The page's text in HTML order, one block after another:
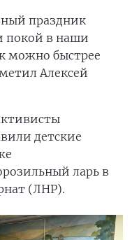
праздник
покой в наши
можно быстрее
Алексей
детские
ларь в
(ЛНР).